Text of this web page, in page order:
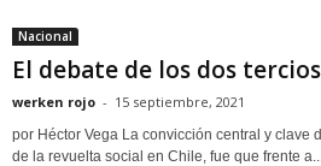
Nacional
El debate de los dos tercios
werken rojo - 15 septiembre, 2021
por Héctor Vega La convicción central y clave
de la revuelta social en Chile, fue que frente